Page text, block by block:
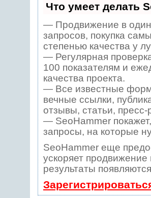
Что умеет делать
— Продвижение в один
запросов, покупка
степенью качества у
— Регулярная
100 показателям и
качества проекта.
— Все известные
вечные ссылки,
отзывы, статьи,
— SeoHammer
запросы, на которые
SeoHammer еще
ускоряет
результаты